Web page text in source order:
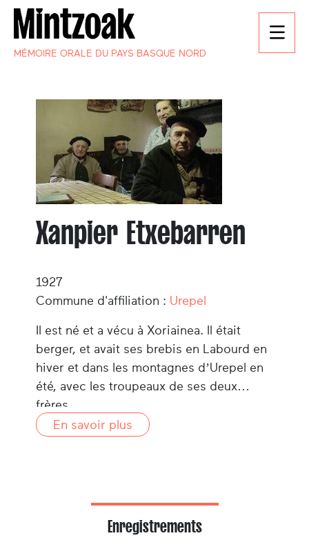
MÉMOIRE ORALE DU PAYS BASQUE NORD
Xanpier Etxebarren
1927
Commune d'affiliation : Urepel
Il est né et a vécu à Xoriainea. Il était
berger, et avait ses brebis en Labourd en
hiver et dans les montagnes d’Urepel en
été, avec les troupeaux de ses deux
frères.
En savoir plus
Enregistrements